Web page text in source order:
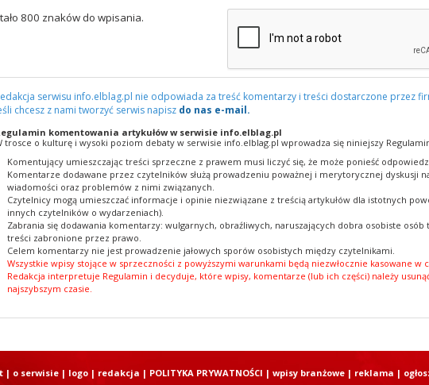
800 znaków do wpisania.
serwisu info.elblag.pl nie odpowiada za treść komentarzy i treści dostarczone przez
chcesz z nami tworzyć serwis napisz do nas e-mail.
komentowania artykułów w serwisie info.elblag.pl
trosce o kulturę i wysoki poziom debaty w serwisie info.elblag.pl wprowadza się niniejszy
Komentujący umieszczając treści sprzeczne z prawem musi liczyć się, że może ponieść
Komentarze dodawane przez czytelników służą prowadzeniu poważnej i merytorycznej dyskusji
wiadomości oraz problemów z nimi związanych.
Czytelnicy mogą umieszczać informacje i opinie niezwiązane z treścią artykułów dla istotnych
innych czytelników o wydarzeniach).
Zabrania się dodawania komentarzy: wulgarnych, obraźliwych, naruszających dobra osobiste
treści zabronione przez prawo.
Celem komentarzy nie jest prowadzenie jałowych sporów osobistych między czytelnikami.
Wszystkie wpisy stojące w sprzeczności z powyższymi warunkami będą niezwłocznie kasowane w
Redakcja interpretuje Regulamin i decyduje, które wpisy, komentarze (lub ich części) należy
najszybszym czasie.
| o serwisie| logo| redakcja | POLITYKA PRYWATNOŚCI | wpisy branżowe| reklama |